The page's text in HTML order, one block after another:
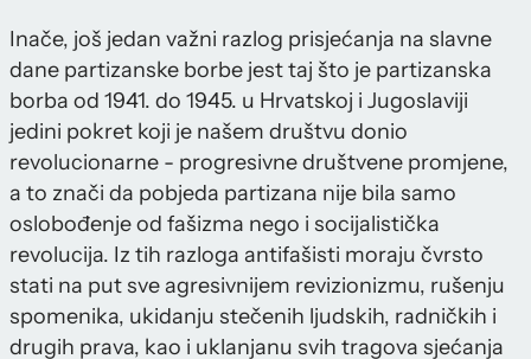
Inače, još jedan važni razlog prisjećanja na slavne
dane partizanske borbe jest taj što je partizanska
borba od 1941. do 1945. u Hrvatskoj i Jugoslaviji
jedini pokret koji je našem društvu donio
revolucionarne - progresivne društvene promjene,
a to znači da pobjeda partizana nije bila samo
oslobođenje od fašizma nego i socijalistička
revolucija. Iz tih razloga antifašisti moraju čvrsto
stati na put sve agresivnijem revizionizmu, rušenju
spomenika, ukidanju stečenih ljudskih, radničkih i
drugih prava, kao i uklanjanu svih tragova sjećanja